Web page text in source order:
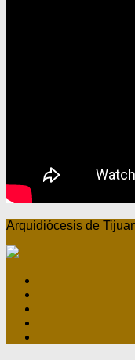
Arquidiócesis de